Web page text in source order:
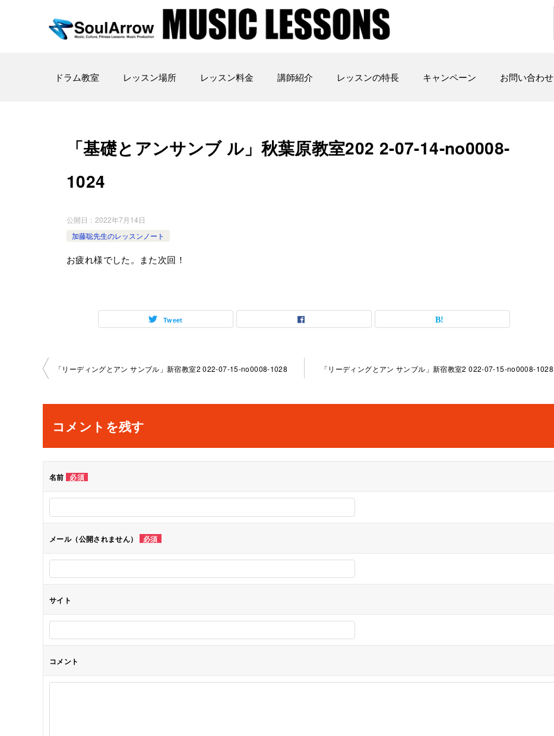
ドラム教室 レッスン場所 レッスン料金 講師紹介 レッスンの特長 キャンペーン お問い合わせ
「基礎とアンサンブ ル」秋葉原教室202 2-07-14-no0008-
1024
公開日： 2022年7月14日
加藤聡先生のレッスンノート
お疲れ様でした。また次回！
Tweet
投
ナ
ビ
ゲ
ー
シ
ョ
「リーディングとアン サンブル」新宿教室2 022-07-15-no0008-1028 「リーディングとアン サンブル」新宿教室2 022-07-15-no0008-1028
コメントを残す
名前 必須
メール（公開されません） 必須
サイト
コメント